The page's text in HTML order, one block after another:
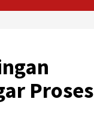
Proses